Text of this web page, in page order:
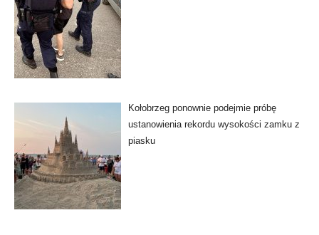
Kołobrzeg ponownie podejmie próbę
ustanowienia rekordu wysokości zamku z
piasku